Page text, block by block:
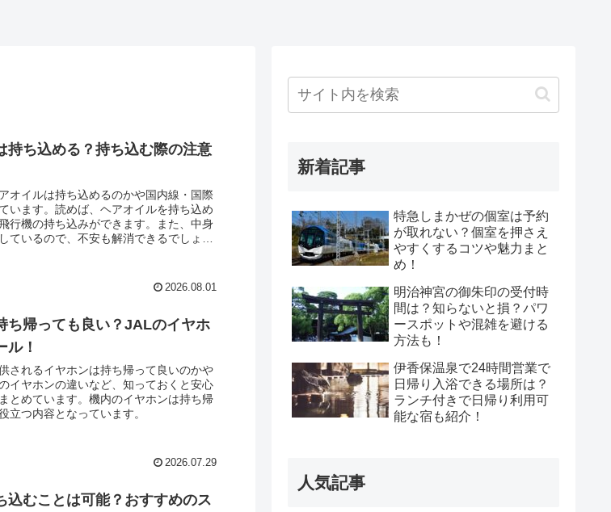
持ち込める？持ち込む際の注意
オイルは持ち込めるのかや国内線・国際
います。読めば、ヘアオイルを持ち込め
行機の持ち込みができます。また、中身
ているので、不安も解消できるでしょ
2026.08.01
ち帰っても良い？JALのイヤホ
ル！
されるイヤホンは持ち帰って良いのかや
イヤホンの違いなど、知っておくと安心
とめています。機内のイヤホンは持ち帰
立つ内容となっています。
2026.07.29
込むことは可能？おすすめのス
新着記事
特急しまかぜの個室は予約
が取れない？個室を押さえ
やすくするコツや魅力まと
め！
明治神宮の御朱印の受付時
間は？知らないと損？パワ
ースポットや混雑を避ける
方法も！
伊香保温泉で24時間営業で
日帰り入浴できる場所は？
ランチ付きで日帰り利用可
能な宿も紹介！
人気記事